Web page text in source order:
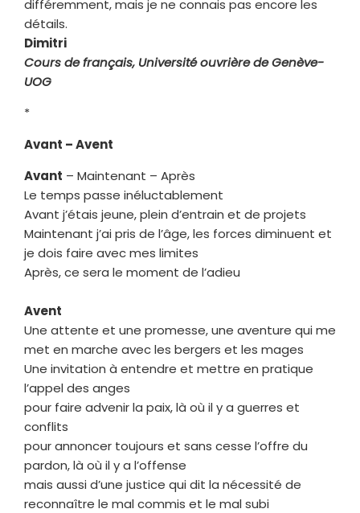
différemment, mais je ne connais pas encore les
détails.
Dimitri
Cours de français, Université ouvrière de Genève-
UOG
*
Avant – Avent
Avant – Maintenant – Après
Le temps passe inéluctablement
Avant j’étais jeune, plein d’entrain et de projets
Maintenant j’ai pris de l’âge, les forces diminuent et
je dois faire avec mes limites
Après, ce sera le moment de l’adieu
Avent
Une attente et une promesse, une aventure qui me
met en marche avec les bergers et les mages
Une invitation à entendre et mettre en pratique
l’appel des anges
pour faire advenir la paix, là où il y a guerres et
conflits
pour annoncer toujours et sans cesse l’offre du
pardon, là où il y a l’offense
mais aussi d’une justice qui dit la nécessité de
reconnaître le mal commis et le mal subi